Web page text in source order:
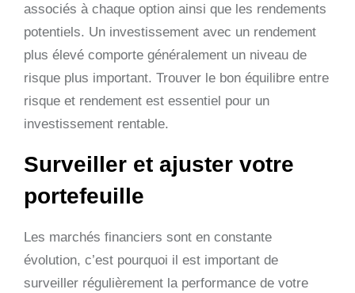
associés à chaque option ainsi que les rendements
potentiels. Un investissement avec un rendement
plus élevé comporte généralement un niveau de
risque plus important. Trouver le bon équilibre entre
risque et rendement est essentiel pour un
investissement rentable.
Surveiller et ajuster votre
portefeuille
Les marchés financiers sont en constante
évolution, c’est pourquoi il est important de
surveiller régulièrement la performance de votre